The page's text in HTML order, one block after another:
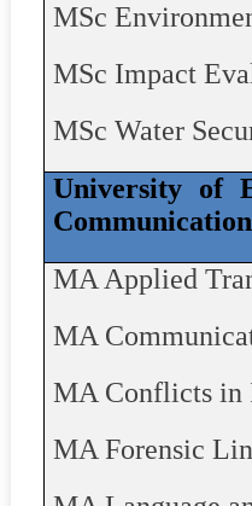
MSc
MSc Impact
MSc Water
University of
MA Applied
MA
MA Conflicts in
MA Forensic